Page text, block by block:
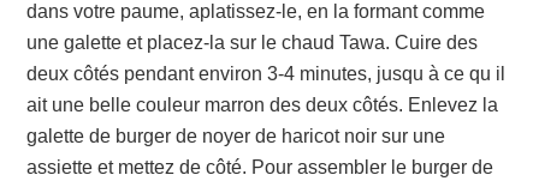
dans votre paume, aplatissez-le, en la formant comme
une galette et placez-la sur le chaud Tawa. Cuire des
deux côtés pendant environ 3-4 minutes, jusqu à ce qu il
ait une belle couleur marron des deux côtés. Enlevez la
galette de burger de noyer de haricot noir sur une
assiette et mettez de côté. Pour assembler le burger de